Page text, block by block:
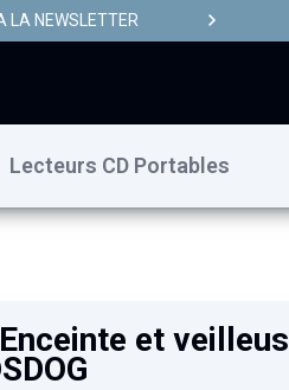
LA NEWSLETTER
Lecteurs CD Portables
49,90 €
et